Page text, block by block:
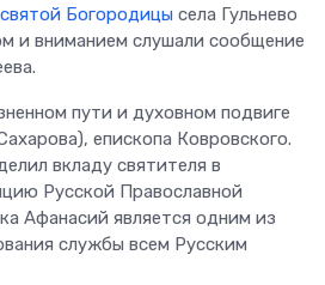
Богородицы села Гульнево
и вниманием слушали сообщение
пути и духовном подвиге
епископа Ковровского.
вкладу святителя в
Русской Православной
Афанасий является одним из
службы всем Русским